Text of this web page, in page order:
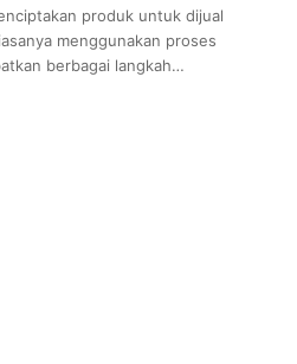
produk untuk dijual
menggunakan proses
berbagai langkah…